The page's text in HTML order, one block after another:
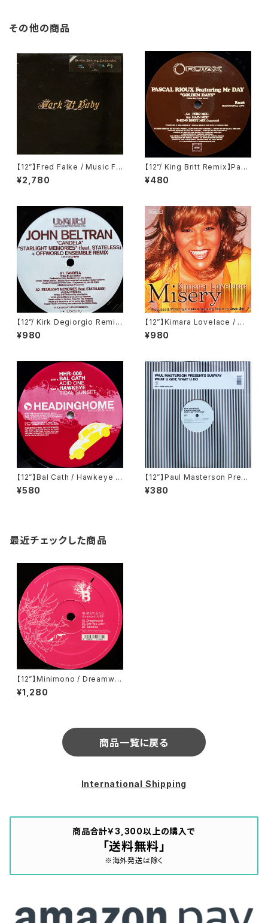
その他の商品
【12”】Fred Falke / Music Fo
r My Friends (Work It Baby)
(WIB014)
¥2,780
【12”/ King Britt Remix】Pasc
al Rioux Featuring Mr. Day
/ Golden Days (Rotax) (R01
¥480
【12”/ Kirk Degiorgio Remi
x】John Beltran / Candela /
Starlight Memories (Ubiqui
¥980
【12”】Kimara Lovelace / Mi
sery (BPM King Street Sou
nds) (KSS 1110)
¥980
【12”】Bal Cath / Hawkeye /
El Disco Acido EP (Headin
ghome Recordings) (HHR-
¥580
【12”】Paul Masterson Prese
nts Subway / What U Got,
What U Do (Southern Fried
¥380
最近チェックした商品
【12”】Minimono / Dreamwor
ld EP (Bosconi Records) (b
osco011)
¥1,280
商品一覧に戻る
International Shipping
商品合計￥3,300以上の購入で
「送料無料」
※海外発送は除く